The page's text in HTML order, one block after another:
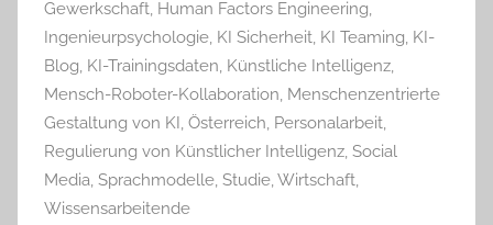
Gewerkschaft, Human Factors Engineering,
Ingenieurpsychologie, KI Sicherheit, KI Teaming, KI-
Blog, KI-Trainingsdaten, Künstliche Intelligenz,
Mensch-Roboter-Kollaboration, Menschenzentrierte
Gestaltung von KI, Österreich, Personalarbeit,
Regulierung von Künstlicher Intelligenz, Social
Media, Sprachmodelle, Studie,Wirtschaft,
Wissensarbeitende